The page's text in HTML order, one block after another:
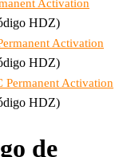
Activation
HDZ)
Activation
HDZ)
Permanent Activation
HDZ)
de